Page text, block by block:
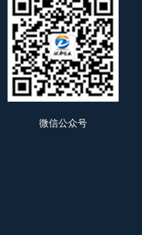
微信公众号